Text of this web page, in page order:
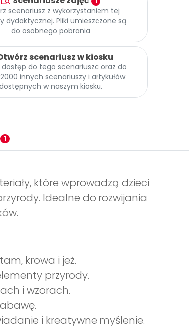
scenariusz z wykorzystaniem tej
dydaktycznej. Pliki umieszczone są
do osobnego pobrania
scenariusz w kiosku
dostęp do tego scenariusza oraz do
innych scenariuszy i artykułów
dostępnych w naszym kiosku.
1
które wprowadzą dzieci
Idealne do rozwijania
krowa i jeż.
przyrody.
i wzorach.
i kreatywne myślenie.